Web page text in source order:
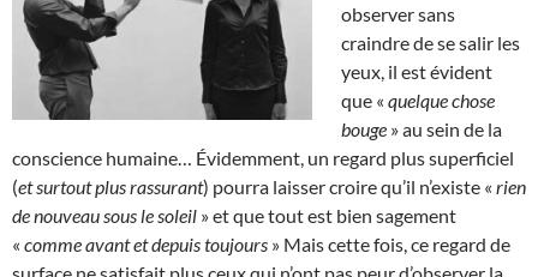
observer sans
craindre de se salir les
yeux, il est évident
que « quelque chose
bouge » au sein de la
conscience humaine… Évidemment, un regard plus superficiel
(et surtout plus rassurant) pourra laisser croire qu’il n’existe « rien
de nouveau sous le soleil » et que tout est bien sagement
« comme avant et depuis toujours » Mais cette fois, ce regard de
surface ne satisfait plus ceux qui n’ont pas peur d’observer la